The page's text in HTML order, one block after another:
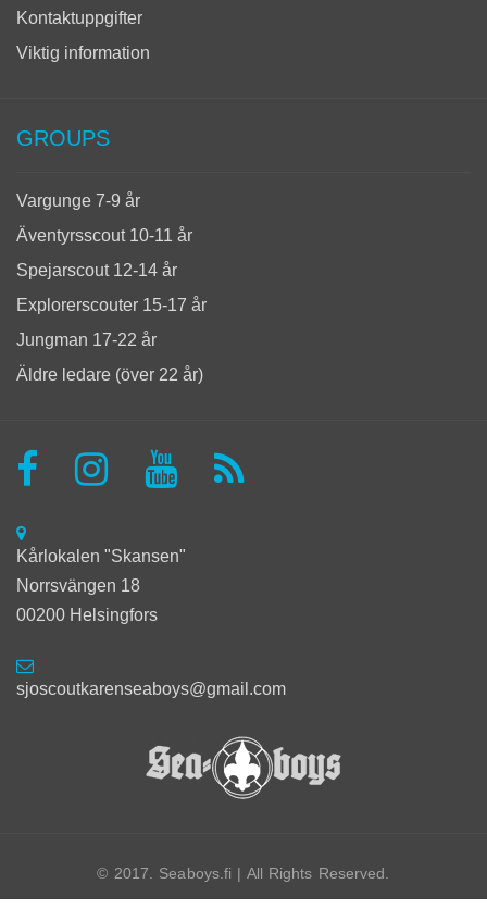
Kontaktuppgifter
Viktig information
GROUPS
Vargunge 7-9 år
Äventyrsscout 10-11 år
Spejarscout 12-14 år
Explorerscouter 15-17 år
Jungman 17-22 år
Äldre ledare (över 22 år)
Kårlokalen "Skansen"
Norrsvängen 18
00200 Helsingfors
sjoscoutkarenseaboys@gmail.com
© 2017. Seaboys.fi | All Rights Reserved.